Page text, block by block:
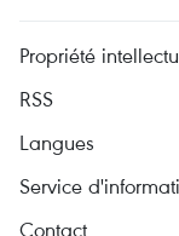
Propriété
RSS
Langues
Service
Contact